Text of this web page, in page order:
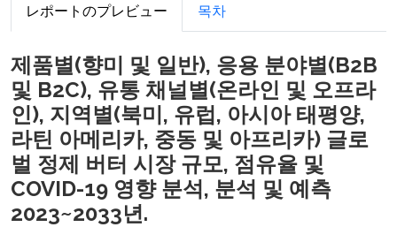
レポートのプレビュー 목차
제품별(향미 및 일반), 응용 분야별(B2B
및 B2C), 유통 채널별(온라인 및 오프라
인), 지역별(북미, 유럽, 아시아 태평양,
라틴 아메리카, 중동 및 아프리카) 글로
벌 정제 버터 시장 규모, 점유율 및
COVID-19 영향 분석, 분석 및 예측
2023~2033년.